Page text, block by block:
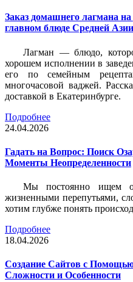
Заказ домашнего лагмана
главном блюде Средней Азии
Лагман — блюдо,
хорошем исполнении в
его по семейным
многочасовой ваджей.
доставкой в Екатеринбурге.
Подробнее
24.04.2026
Гадать на Вопрос: Поиск
Моменты Неопределенности
Мы постоянно ищем
жизненными перепутьями,
хотим глубже понять
Подробнее
18.04.2026
Создание Сайтов с
Сложности и Особенности